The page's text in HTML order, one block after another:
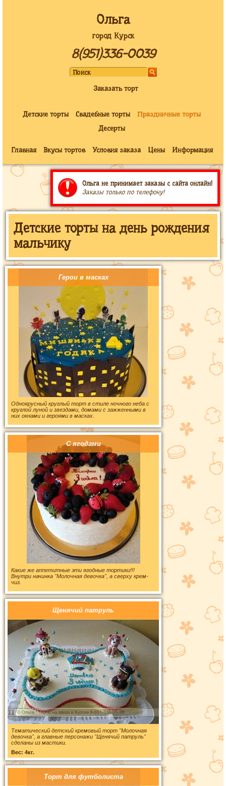
Ольга
город Курск
8(951)336-0039
Заказать торт
Детские торты Свадебные торты
Праздничные торты
Десерты
Главная Вкусы тортов Условия заказа Цены Информация
Ольга не принимает заказы с сайта онлайн!
Заказы только по телефону!
Детские торты на день рождения
мальчику
Герои в масках
Одноярусный круглый торт в стиле ночного неба с
круглой луной и звездами, домами с зажженными в
них окнами и героями в масках.
С ягодами
Какие же аппетитные эти ягодные тортики!!!
Внутри начинка "Молочная девочка", а сверху крем-
чиз.
Щенячий патруль
Тематический детский кремовый торт "Молочная
девочка", а главные персонажи "Щенячий патруль"
сделаны из мастики.
Вес: 4кг.
Торт для футболиста